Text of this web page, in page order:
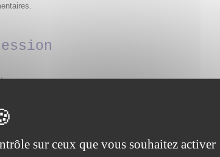
sur ceux que vous souhaitez activer